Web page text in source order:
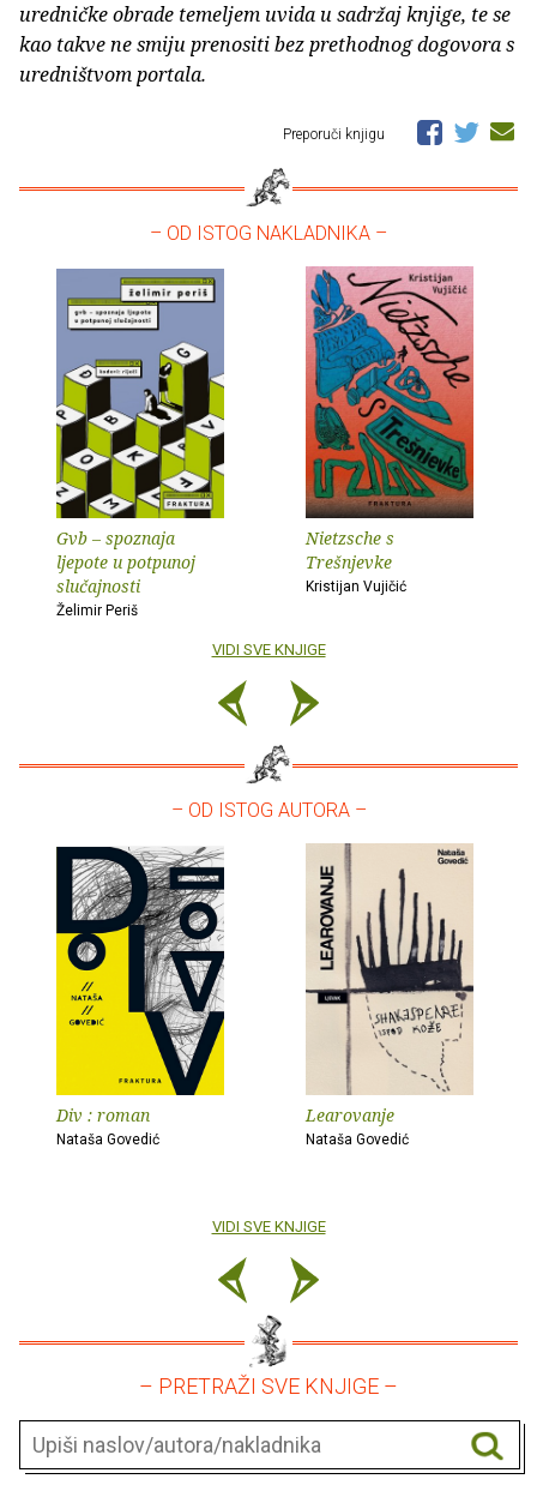
uredničke obrade temeljem uvida u sadržaj knjige, te se
kao takve ne smiju prenositi bez prethodnog dogovora s
uredništvom portala.
Preporuči knjigu
– OD ISTOG NAKLADNIKA –
Gvb – spoznaja
ljepote u potpunoj
slučajnosti
Želimir Periš
Nietzsche s
Trešnjevke
Kristijan Vujičić
VIDI SVE KNJIGE
– OD ISTOG AUTORA –
Div : roman
Nataša Govedić
Learovanje
Nataša Govedić
VIDI SVE KNJIGE
– PRETRAŽI SVE KNJIGE –